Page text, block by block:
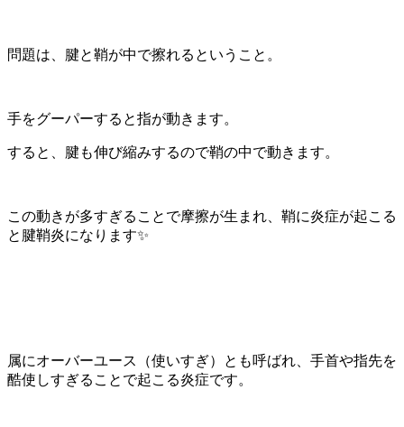
問題は、腱と鞘が中で擦れるということ。
手をグーパーすると指が動きます。
すると、腱も伸び縮みするので鞘の中で動きます。
この動きが多すぎることで摩擦が生まれ、鞘に炎症が起こる
と腱鞘炎になります✨
属にオーバーユース（使いすぎ）とも呼ばれ、手首や指先を
酷使しすぎることで起こる炎症です。